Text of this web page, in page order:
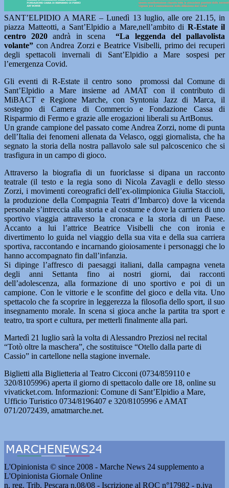
SANT’ELPIDIO A MARE – Lunedì 13 luglio, alle ore 21.15, in
piazza Matteotti, a Sant’Elpidio a Mare,nell’ambito di R-Estate il
centro 2020 andrà in scena“La leggenda del pallavolista
volante” con Andrea Zorzi e Beatrice Visibelli, primo dei recuperi
degli spettacoli invernali di Sant’Elpidio a Mare sospesi per
l’emergenza Covid.
Gli eventi di R-Estate il centro sono promossi dal Comune di
Sant’Elpidio a Mare insieme ad AMAT con il contributo di
MiBACT e Regione Marche, con Syntonia Jazz di Marca, il
sostegno di Camera di Commercio e Fondazione Cassa di
Risparmio di Fermo e grazie alle erogazioni liberali su ArtBonus.
Un grande campione del passato come Andrea Zorzi, nome di punta
dell’Italia dei fenomeni allenata da Velasco, oggi giornalista, che ha
segnato la storia della nostra pallavolo sale sul palcoscenico che si
trasfigura in un campo di gioco.
Attraverso la biografia di un fuoriclasse si dipana un racconto
teatrale (il testo e la regia sono di Nicola Zavagli e dello stesso
Zorzi, i movimenti coreografici dell’ex-olimpionica Giulia Staccioli,
la produzione della Compagnia Teatri d’Imbarco) dove la vicenda
personale s’intreccia alla storia e al costume e dove la carriera di uno
sportivo viaggia attraverso la cronaca e la storia di un Paese.
Accanto a lui l’attrice Beatrice Visibelli che con ironia e
divertimento lo guida nel viaggio della sua vita e della sua carriera
sportiva, raccontando e incarnando gioiosamente i personaggi che lo
hanno accompagnato fin dall’infanzia.
Si dipinge l’affresco di paesaggi italiani, dalla campagna veneta
degli anni Settanta fino ai nostri giorni, dai racconti
dell’adolescenza, alla formazione di uno sportivo e poi di un
campione. Con le vittorie e le sconfitte del gioco e della vita. Uno
spettacolo che fa scoprire in leggerezza la filosofia dello sport, il suo
insegnamento morale. In scena si gioca anche la partita tra sport e
teatro, tra sport e cultura, per metterli finalmente alla pari.
Martedì 21 luglio sarà la volta di Alessandro Preziosi nel recital
“Totò oltre la maschera”, che sostituisce “Otello dalla parte di
Cassio” in cartellone nella stagione invernale.
Biglietti alla Biglietteria al Teatro Cicconi (0734/859110 e
320/8105996) aperta il giorno di spettacolo dalle ore 18, online su
vivaticket.com. Informazioni: Comune di Sant’Elpidio a Mare,
Ufficio Turistico 0734/8196407 e 320/8105996 e AMAT
071/2072439, amatmarche.net.
L'Opinionista © since 2008 - Marche News 24 supplemento a
L'Opinionista Giornale Online
n. reg. Trib. Pescara n.08/08 - Iscrizione al ROC n°17982 - p.iva